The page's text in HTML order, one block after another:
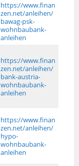
https://www.finan
zen.net/anleihen/
bawag-psk-
wohnbaubank-
anleihen
https://www.finan
zen.net/anleihen/
bank-austria-
wohnbaubank-
anleihen
https://www.finan
zen.net/anleihen/
hypo-
wohnbaubank-
anleihen